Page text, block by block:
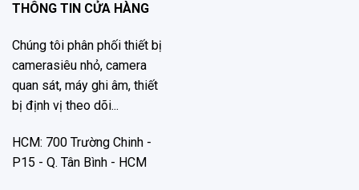
THÔNG TIN CỬA HÀNG
Chúng tôi phân phối thiết bị
camerasiêu nhỏ, camera
quan sát, máy ghi âm, thiết
bị định vị theo dõi...
HCM: 700 Trường Chinh -
P15 - Q. Tân Bình - HCM